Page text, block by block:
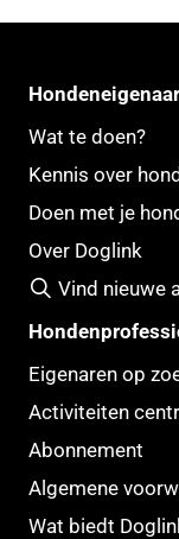
Hondeneigenaar
Wat te doen?
Kennis over
Doen met je
Over Doglink
Vind nieuwe
Eigenaren op
Activiteiten
Abonnement
Algemene
Wat biedt